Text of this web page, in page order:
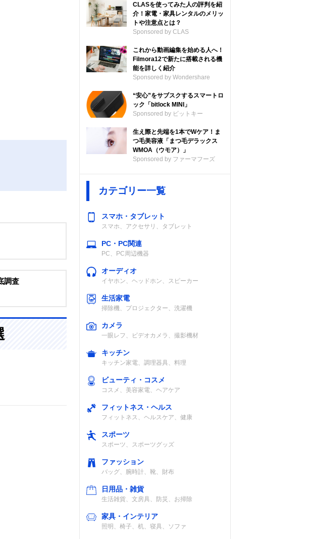
調査
CLASを使ってみた人の評判を紹
介！家電・家具レンタルのメリッ
トや注意点とは？
Sponsored by CLAS
これから動画編集を始める人へ！
Filmora12で新たに搭載される機
能を詳しく紹介
Sponsored by Wondershare
“安心”をサブスクするスマートロ
ック「bitlock MINI」
Sponsored by ビットキー
生え際と先端を1本でWケア！ま
つ毛美容液「まつ毛デラックス
WMOA（ウモア）」
Sponsored by ファーマフーズ
カテゴリー一覧
スマホ・タブレット
スマホ、アクセサリ、タブレット
PC・PC関連
PC、PC周辺機器
オーディオ
イヤホン、ヘッドホン、スピーカー
生活家電
掃除機、プロジェクター、洗濯機
カメラ
一眼レフ、ビデオカメラ、撮影機材
キッチン
キッチン家電、調理器具、料理
ビューティ・コスメ
コスメ、美容家電、ヘアケア
フィットネス・ヘルス
フィットネス、ヘルスケア、健康
スポーツ
スポーツ、スポーツグッズ
ファッション
バッグ、腕時計、靴、財布
日用品・雑貨
生活雑貨、文房具、防災、お掃除
家具・インテリア
照明、椅子、机、寝具、ソファ